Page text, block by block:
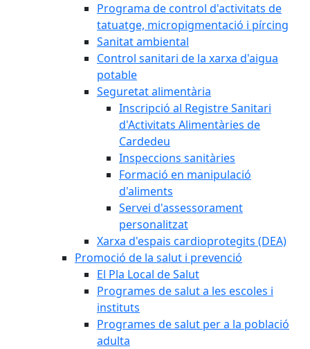
Programa de control d'activitats de
tatuatge, micropigmentació i pírcing
Sanitat ambiental
Control sanitari de la xarxa d'aigua
potable
Seguretat alimentària
Inscripció al Registre Sanitari
d'Activitats Alimentàries de
Cardedeu
Inspeccions sanitàries
Formació en manipulació
d'aliments
Servei d'assessorament
personalitzat
Xarxa d'espais cardioprotegits (DEA)
Promoció de la salut i prevenció
El Pla Local de Salut
Programes de salut a les escoles i
instituts
Programes de salut per a la població
adulta